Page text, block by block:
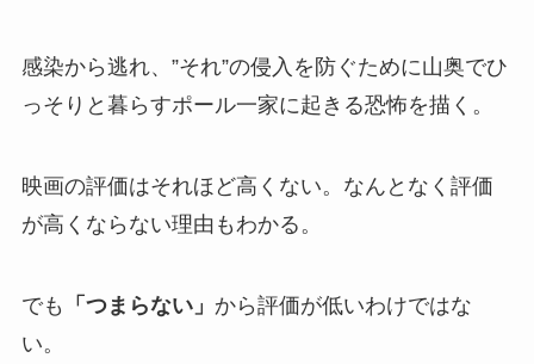
感染から逃れ、”それ”の侵入を防ぐために山奥でひ
っそりと暮らすポール一家に起きる恐怖を描く。
映画の評価はそれほど高くない。なんとなく評価
が高くならない理由もわかる。
でも 「つまらない」 から評価が低いわけではな
い。